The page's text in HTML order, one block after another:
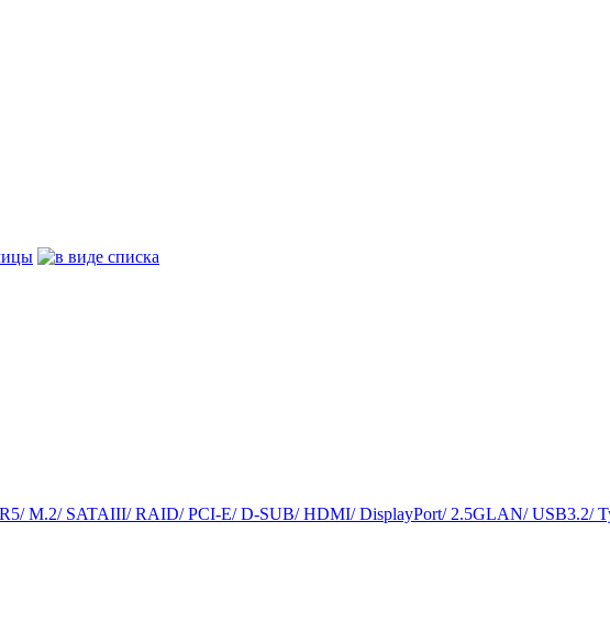
M.2/ SATAIII/ RAID/ PCI-E/ D-SUB/ HDMI/ DisplayPort/ 2.5GLAN/ USB3.2/